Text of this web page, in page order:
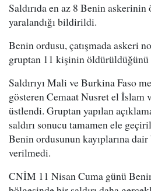
Saldırıda en az 8 Benin
yaralandığı bildirildi.
Benin ordusu, çatışmada askeri
gruptan 11 kişinin
Saldırıyı Mali ve Burkina Faso
gösteren Cemaat Nusret el
üstlendi. Gruptan yapılan
saldırı sonucu tamamen ele
Benin ordusunun kayıplarına dair
verilmedi.
CNİM 11 Nisan Cuma günü